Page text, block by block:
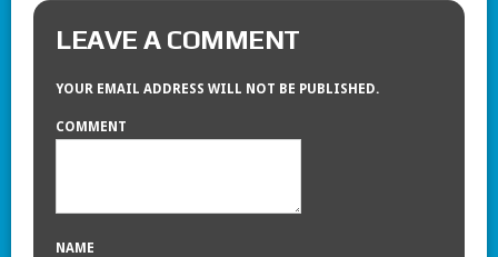
LEAVE A COMMENT
YOUR EMAIL ADDRESS WILL NOT BE PUBLISHED.
COMMENT
NAME